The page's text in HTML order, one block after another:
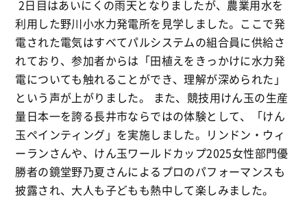
2日目はあいにくの雨天となりましたが、農業用水を
利用した野川小水力発電所を見学しました。ここで発
電された電気はすべてパルシステムの組合員に供給さ
れており、参加者からは「田植えをきっかけに水力発
電についても触れることができ、理解が深められた」
という声が上がりました。 また、 競技用けん玉の生産
量日本一を誇る長井市ならではの体験として、「けん
玉ペインティング」を実施しました。リンドン・ウィ
ーランさんや、けん玉ワールドカップ2025女性部門優
勝者の鏡堂野乃夏さんによるプロのパフォーマンスも
披露され、大人も子どもも熱中して楽しみました。